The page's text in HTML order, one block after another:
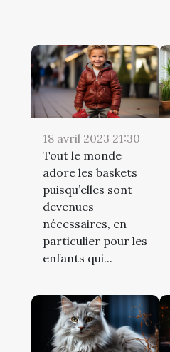
18 avril 2023 21:30
Tout le monde
adore les baskets
puisqu’elles sont
devenues
nécessaires, en
particulier pour les
enfants qui...